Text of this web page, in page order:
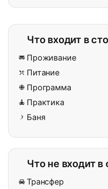
Что входит в
Проживание
Питание
Программа
Практика
Баня
Что не входит в
Трансфер